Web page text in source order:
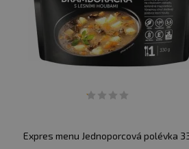
Expres menu Jednoporcová polévka